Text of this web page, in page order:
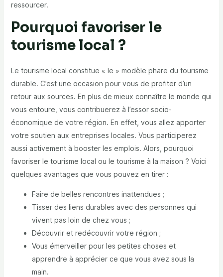
ressourcer.
Pourquoi favoriser le
tourisme local ?
Le tourisme local constitue « le » modèle phare du tourisme
durable. C’est une occasion pour vous de profiter d’un
retour aux sources. En plus de mieux connaître le monde qui
vous entoure, vous contribuerez à l’essor socio-
économique de votre région. En effet, vous allez apporter
votre soutien aux entreprises locales. Vous participerez
aussi activement à booster les emplois. Alors, pourquoi
favoriser le tourisme local ou le tourisme à la maison ? Voici
quelques avantages que vous pouvez en tirer :
Faire de belles rencontres inattendues ;
Tisser des liens durables avec des personnes qui
vivent pas loin de chez vous ;
Découvrir et redécouvrir votre région ;
Vous émerveiller pour les petites choses et
apprendre à apprécier ce que vous avez sous la
main.